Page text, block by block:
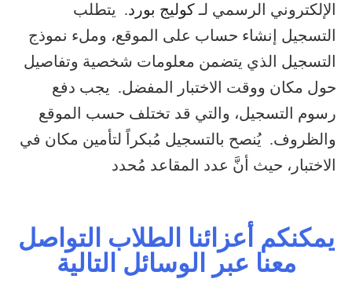
الإلكتروني الرسمي لـكوليج بورد. يتطلب
التسجيل إنشاء حساب على الموقع، وملء نموذج
التسجيل الذي يتضمن معلومات شخصية وتفاصيل
حول مكان ووقت الاختبار المفضل. يجب دفع
رسوم التسجيل، والتي قد تختلف حسب الموقع
والظروف. يُنصح بالتسجيل مُبكراً لتأمين مكان في
الاختبار، حيث أنَّ عدد المقاعد مُحدد
يمكنكم أعزائنا الطلاب التواصل
معنا عبر الوسائل التالية